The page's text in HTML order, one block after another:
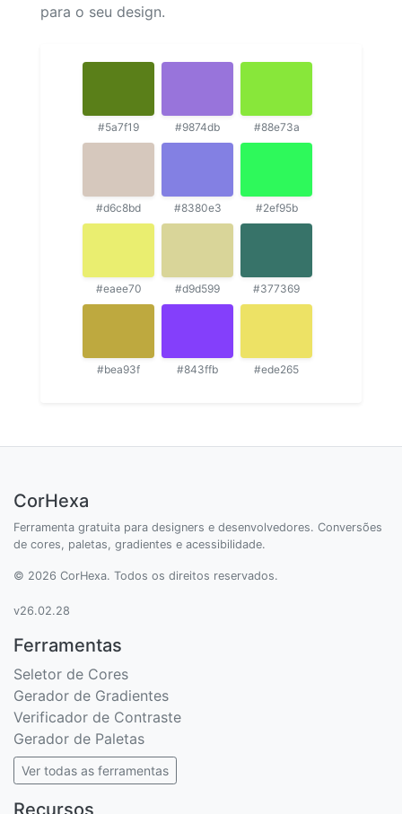
para o seu design.
#5a7f19 #9874db #88e73a
#d6c8bd #8380e3 #2ef95b
#eaee70 #d9d599 #377369
#bea93f #843ffb #ede265
CorHexa
Ferramenta gratuita para designers e desenvolvedores. Conversões
de cores, paletas, gradientes e acessibilidade.
© 2026 CorHexa. Todos os direitos reservados.
v26.02.28
Ferramentas
Seletor de Cores
Gerador de Gradientes
Verificador de Contraste
Gerador de Paletas
Ver todas as ferramentas
Recursos